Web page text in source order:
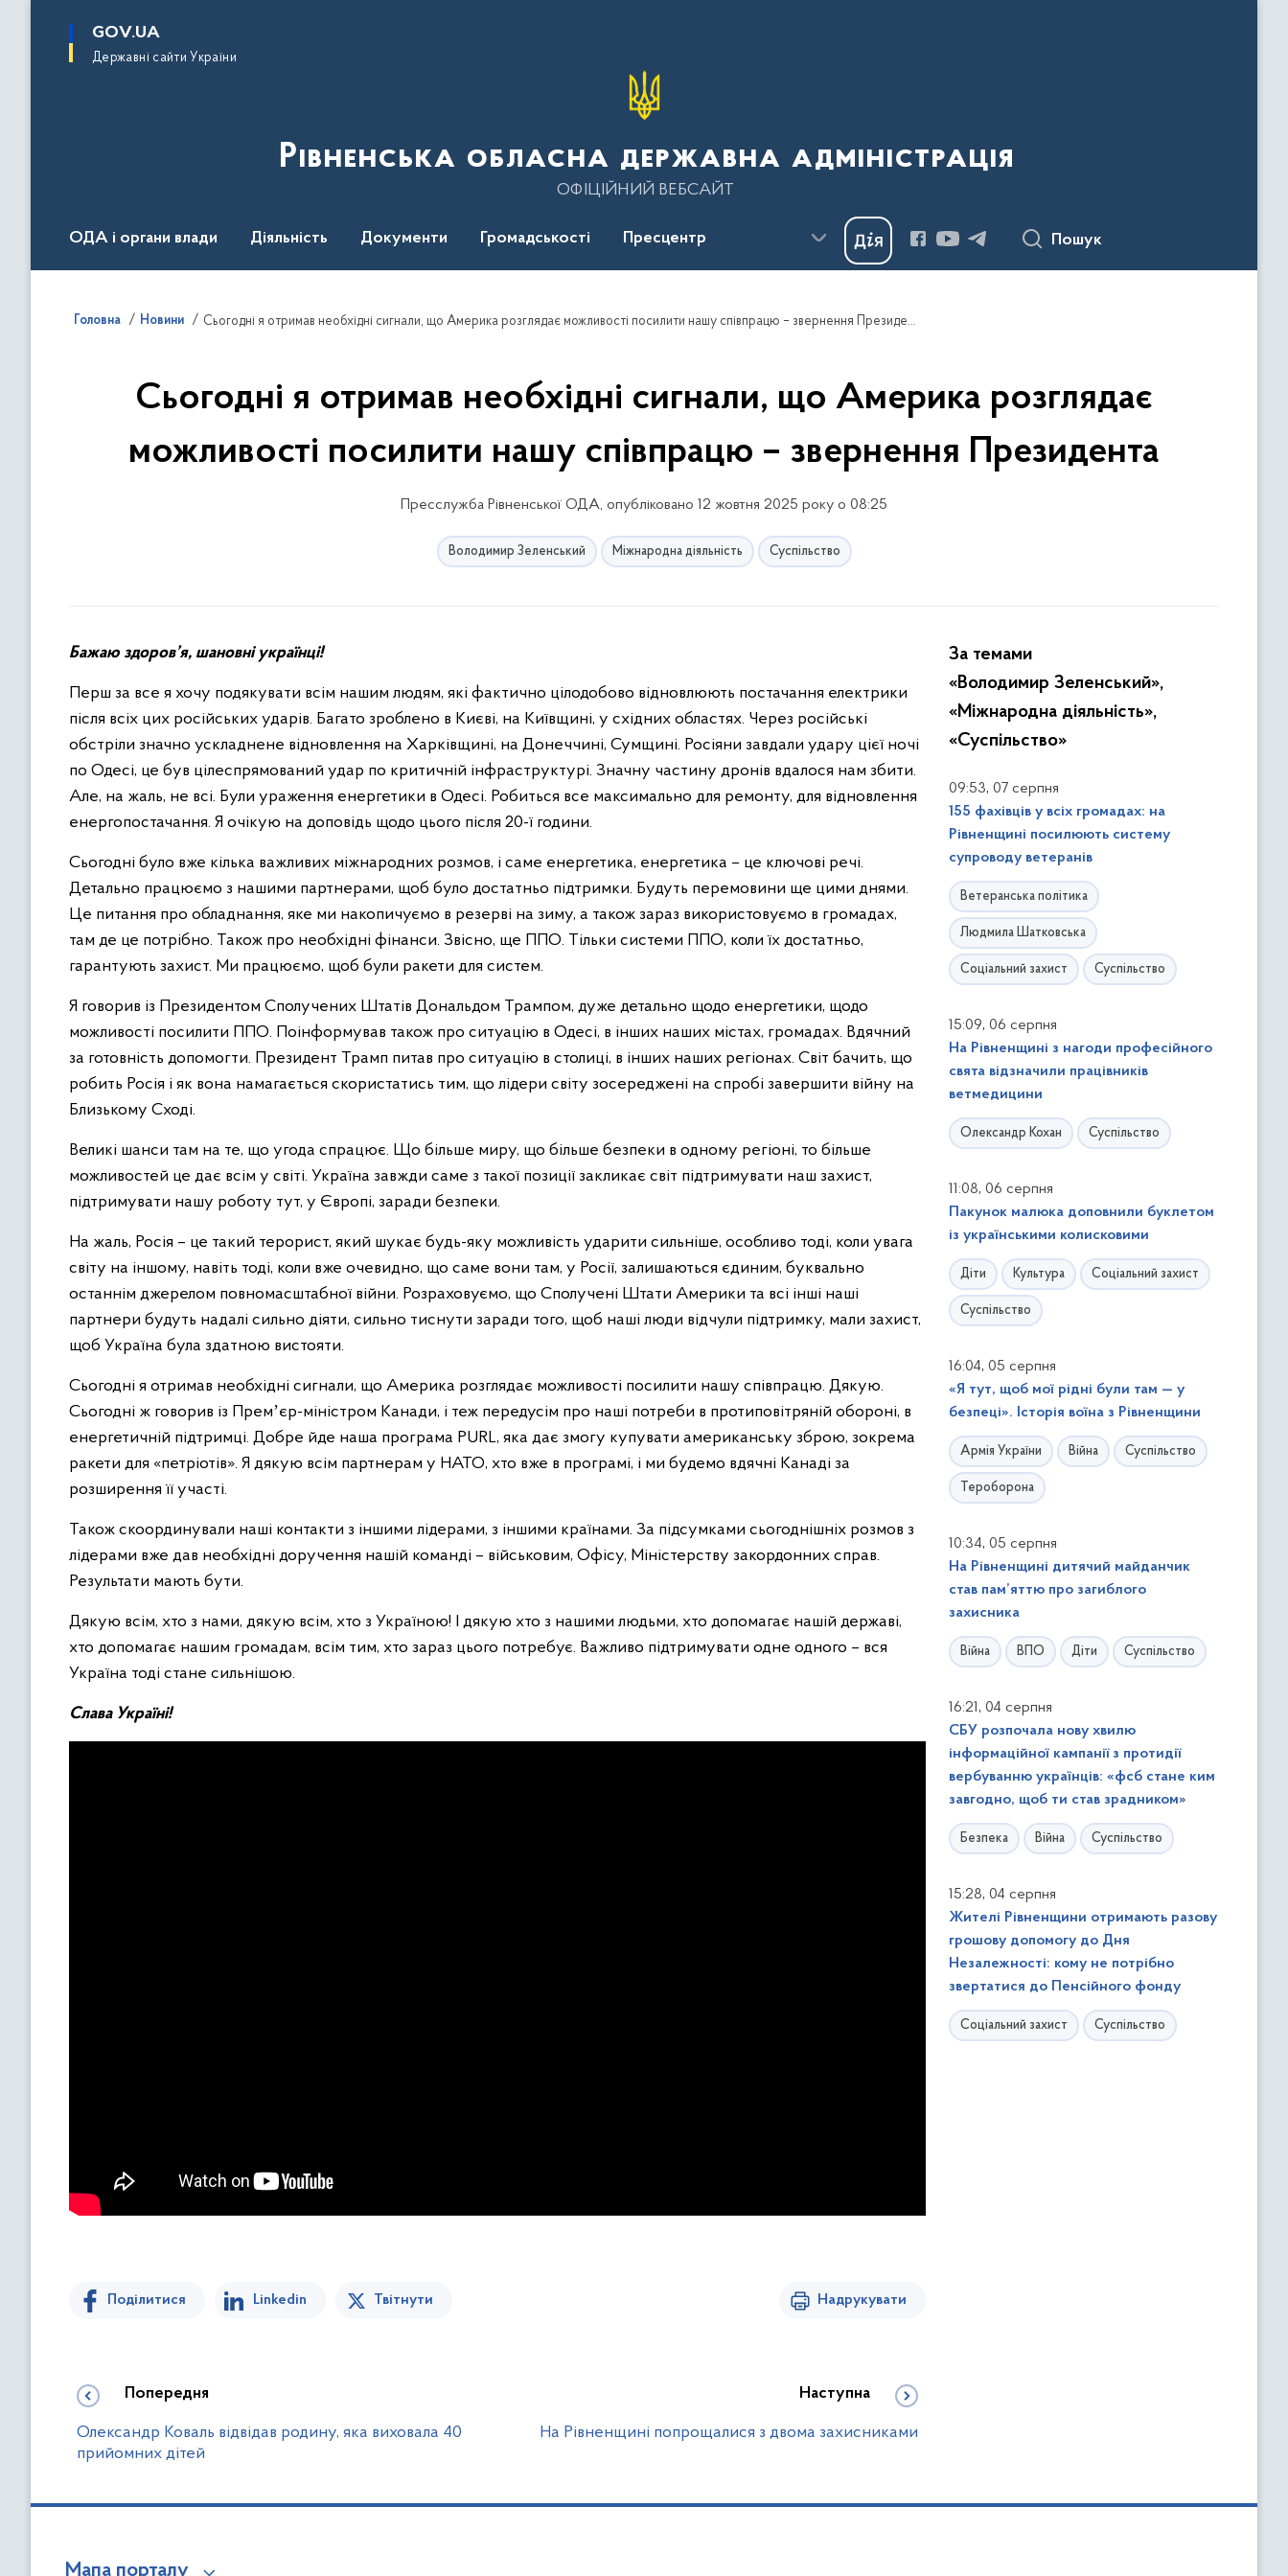
основного
GOV.UA
Державні сайти України
Рівненська обласна державна адміністрація
ОФІЦІЙНИЙ ВЕБСАЙТ
ОДА і органи влади Діяльність Документи Громадськості Пресцентр Пошук
Головна Новини Сьогодні я отримав необхідні сигнали, що Америка розглядає можливості посилити нашу співпрацю – звернення Президента
Сьогодні я отримав необхідні сигнали, що Америка розглядає
можливості посилити нашу співпрацю – звернення Президента
Пресслужба Рівненської ОДА, опубліковано 12 жовтня 2025 року о 08:25
Володимир Зеленський Міжнародна діяльність Суспільство
Бажаю здоров’я, шановні українці!
Перш за все я хочу подякувати всім нашим людям, які фактично цілодобово відновлюють постачання електрики
після всіх цих російських ударів. Багато зроблено в Києві, на Київщині, у східних областях. Через російські
обстріли значно ускладнене відновлення на Харківщині, на Донеччині, Сумщині. Росіяни завдали удару цієї ночі
по Одесі, це був цілеспрямований удар по критичній інфраструктурі. Значну частину дронів вдалося нам збити.
Але, на жаль, не всі. Були ураження енергетики в Одесі. Робиться все максимально для ремонту, для відновлення
енергопостачання. Я очікую на доповідь щодо цього після 20-ї години.
Сьогодні було вже кілька важливих міжнародних розмов, і саме енергетика, енергетика – це ключові речі.
Детально працюємо з нашими партнерами, щоб було достатньо підтримки. Будуть перемовини ще цими днями.
Це питання про обладнання, яке ми накопичуємо в резерві на зиму, а також зараз використовуємо в громадах,
там де це потрібно. Також про необхідні фінанси. Звісно, ще ППО. Тільки системи ППО, коли їх достатньо,
гарантують захист. Ми працюємо, щоб були ракети для систем.
Я говорив із Президентом Сполучених Штатів Дональдом Трампом, дуже детально щодо енергетики, щодо
можливості посилити ППО. Поінформував також про ситуацію в Одесі, в інших наших містах, громадах. Вдячний
за готовність допомогти. Президент Трамп питав про ситуацію в столиці, в інших наших регіонах. Світ бачить, що
робить Росія і як вона намагається скористатись тим, що лідери світу зосереджені на спробі завершити війну на
Близькому Сході.
Великі шанси там на те, що угода спрацює. Що більше миру, що більше безпеки в одному регіоні, то більше
можливостей це дає всім у світі. Україна завжди саме з такої позиції закликає світ підтримувати наш захист,
підтримувати нашу роботу тут, у Європі, заради безпеки.
На жаль, Росія – це такий терорист, який шукає будь-яку можливість ударити сильніше, особливо тоді, коли увага
світу на іншому, навіть тоді, коли вже очевидно, що саме вони там, у Росії, залишаються єдиним, буквально
останнім джерелом повномасштабної війни. Розраховуємо, що Сполучені Штати Америки та всі інші наші
партнери будуть надалі сильно діяти, сильно тиснути заради того, щоб наші люди відчули підтримку, мали захист,
щоб Україна була здатною вистояти.
Сьогодні я отримав необхідні сигнали, що Америка розглядає можливості посилити нашу співпрацю. Дякую.
Сьогодні ж говорив із Премʼєр-міністром Канади, і теж передусім про наші потреби в протиповітряній обороні, в
енергетичній підтримці. Добре йде наша програма PURL, яка дає змогу купувати американську зброю, зокрема
ракети для «петріотів». Я дякую всім партнерам у НАТО, хто вже в програмі, і ми будемо вдячні Канаді за
розширення її участі.
Також скоординували наші контакти з іншими лідерами, з іншими країнами. За підсумками сьогоднішніх розмов з
лідерами вже дав необхідні доручення нашій команді – військовим, Офісу, Міністерству закордонних справ.
Результати мають бути.
Дякую всім, хто з нами, дякую всім, хто з Україною! І дякую хто з нашими людьми, хто допомагає нашій державі,
хто допомагає нашим громадам, всім тим, хто зараз цього потребує. Важливо підтримувати одне одного – вся
Україна тоді стане сильнішою.
Слава Україні!
Поділитися Linkedin Твітнути Надрукувати
Попередня
Олександр Коваль відвідав родину, яка виховала 40
прийомних дітей
Наступна
На Рівненщині попрощалися з двома захисниками
За темами
«Володимир Зеленський»,
«Міжнародна діяльність»,
«Суспільство»
09:53, 07 серпня
155 фахівців у всіх громадах: на
Рівненщині посилюють систему
супроводу ветеранів
Ветеранська політика
Людмила Шатковська
Соціальний захист Суспільство
15:09, 06 серпня
На Рівненщині з нагоди професійного
свята відзначили працівників
ветмедицини
Олександр Кохан Суспільство
11:08, 06 серпня
Пакунок малюка доповнили буклетом
із українськими колисковими
Діти Культура Соціальний захист
Суспільство
16:04, 05 серпня
«Я тут, щоб мої рідні були там — у
безпеці». Історія воїна з Рівненщини
Армія України Війна Суспільство
Тероборона
10:34, 05 серпня
На Рівненщині дитячий майданчик
став пам’яттю про загиблого
захисника
Війна ВПО Діти Суспільство
16:21, 04 серпня
СБУ розпочала нову хвилю
інформаційної кампанії з протидії
вербуванню українців: «фсб стане ким
завгодно, щоб ти став зрадником»
Безпека Війна Суспільство
15:28, 04 серпня
Жителі Рівненщини отримають разову
грошову допомогу до Дня
Незалежності: кому не потрібно
звертатися до Пенсійного фонду
Соціальний захист Суспільство
Мапа порталу